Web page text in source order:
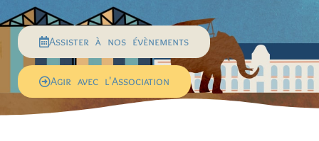
Assister à nos évènements
Agir avec l'Association